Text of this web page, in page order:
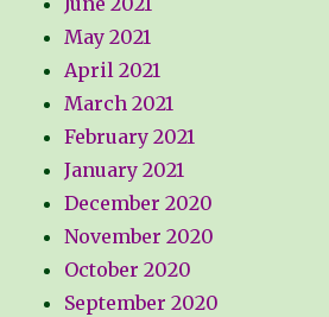
May 2021
April 2021
March 2021
February 2021
January 2021
December 2020
November 2020
October 2020
September 2020